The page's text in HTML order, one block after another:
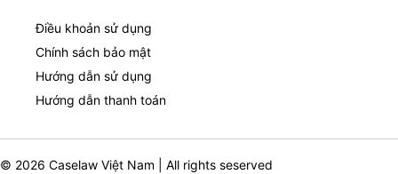
Điều khoản sử dụng
Chính sách bảo mật
Hướng dẫn sử dụng
Hướng dẫn thanh toán
© 2026 Caselaw Việt Nam | All rights seserved